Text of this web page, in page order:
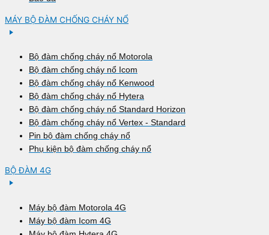
MÁY BỘ ĐÀM CHỐNG CHÁY NỔ
Bộ đàm chống cháy nổ Motorola
Bộ đàm chống cháy nổ Icom
Bộ đàm chống cháy nổ Kenwood
Bộ đàm chống cháy nổ Hytera
Bộ đàm chống cháy nổ Standard Horizon
Bộ đàm chống cháy nổ Vertex - Standard
Pin bộ đàm chống cháy nổ
Phụ kiện bộ đàm chống cháy nổ
BỘ ĐÀM 4G
Máy bộ đàm Motorola 4G
Máy bộ đàm Icom 4G